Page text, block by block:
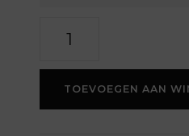
tshirt
aantal
TOEVOEGEN AAN